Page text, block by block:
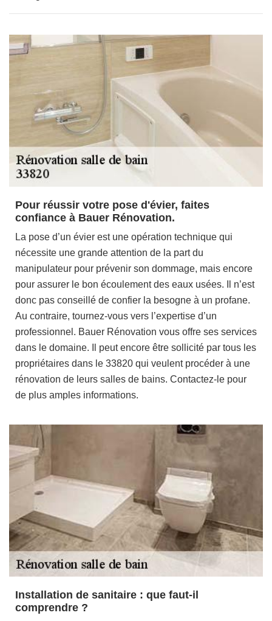
Pour réussir votre pose d'évier, faites
confiance à Bauer Rénovation.
La pose d’un évier est une opération technique qui
nécessite une grande attention de la part du
manipulateur pour prévenir son dommage, mais encore
pour assurer le bon écoulement des eaux usées. Il n’est
donc pas conseillé de confier la besogne à un profane.
Au contraire, tournez-vous vers l’expertise d’un
professionnel. Bauer Rénovation vous offre ses services
dans le domaine. Il peut encore être sollicité par tous les
propriétaires dans le 33820 qui veulent procéder à une
rénovation de leurs salles de bains. Contactez-le pour
de plus amples informations.
Installation de sanitaire : que faut-il
comprendre ?